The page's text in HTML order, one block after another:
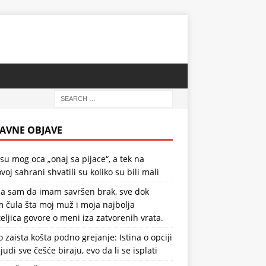
OBJAVE
mog oca „onaj sa pijace“, a tek na
sahrani shvatili su koliko su bili mali
sam da imam savršen brak, sve dok
čula šta moj muž i moja najbolja
govore o meni iza zatvorenih vrata.
zaista košta podno grejanje: Istina o opciji
sve češće biraju, evo da li se isplati